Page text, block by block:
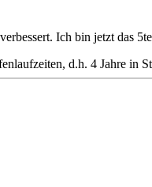
Ich bin jetzt das
d.h. 4 Jahre in